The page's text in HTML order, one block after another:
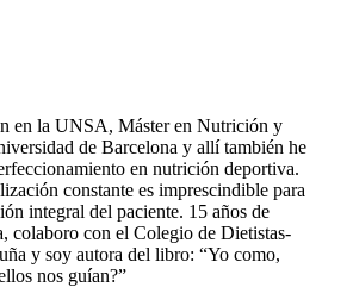
en la UNSA, Máster en Nutrición y
de Barcelona y allí también he
en nutrición deportiva.
constante es imprescindible para
integral del paciente. 15 años de
colaboro con el Colegio de Dietistas-
y soy autora del libro: “Yo como,
nos guían?”